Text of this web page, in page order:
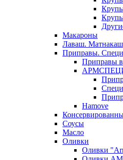
Макароны
Лаваш. Матнакаш
Приправы.
Приправы в
Hamove
Соусы
Масло
Оливки
Оливки